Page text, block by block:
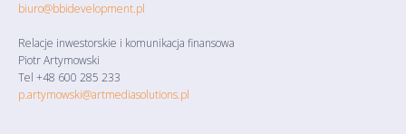
biuro@bbidevelopment.pl
Relacje inwestorskie i komunikacja finansowa
Piotr Artymowski
Tel +48 600 285 233
p.artymowski@artmediasolutions.pl